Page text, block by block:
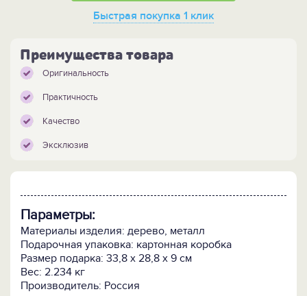
Быстрая покупка 1 клик
Преимущества товара
Оригинальность
Практичность
Качество
Эксклюзив
Параметры:
Материалы изделия: дерево, металл
Подарочная упаковка: картонная коробка
Размер подарка: 33,8 х 28,8 х 9 см
Вес: 2.234 кг
Производитель: Россия